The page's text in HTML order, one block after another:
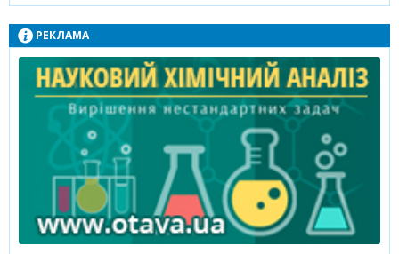
РЕКЛАМА